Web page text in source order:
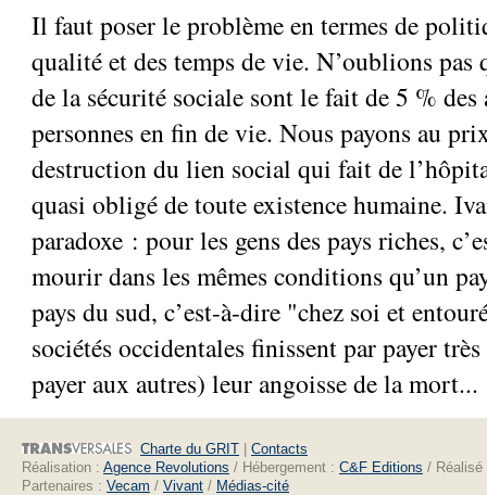
Il faut poser le problème en termes de
qualité et des temps de vie. N’oublions pas
de la sécurité sociale sont le fait de 5 % des
personnes en fin de vie. Nous payons au
destruction du lien social qui fait de
quasi obligé de toute existence humaine.
paradoxe : pour les gens des pays riches,
mourir dans les mêmes conditions qu’un
pays du sud, c’est-à-dire "chez soi et
sociétés occidentales finissent par payer
payer aux autres) leur angoisse de la mort...
Charte du GRIT
Contacts
Réalisation : Agence Revolutions / Hébergement : C&F Editions /
Partenaires : Vecam / Vivant / Médias-cité